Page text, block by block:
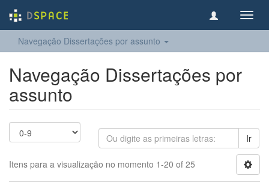
Navegação Dissertações por assunto
Navegação Dissertações por
assunto
Ir
Itens para a visualização no momento 1-20 of 25